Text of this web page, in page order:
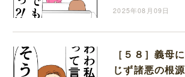
岡田ももえと申
2025年08月09日
［５８］義母
じず諸悪の根